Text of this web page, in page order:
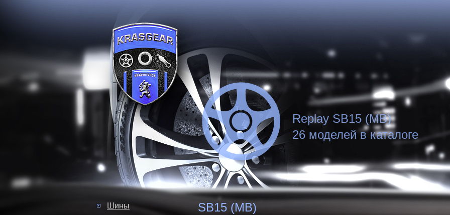
Replay SB15 (MB)
26 моделей в каталоге
Шины
SB15 (MB)